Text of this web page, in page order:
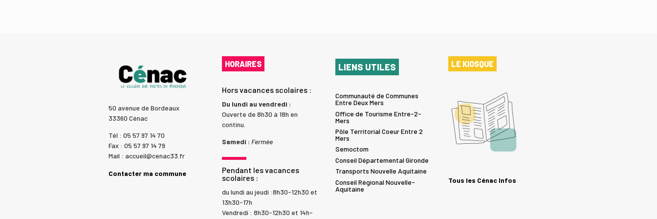
50 avenue de Bordeaux
33360 Cénac
Tél : 05 57 97 14 70
Fax : 05 57 97 14 79
Mail : accueil@cenac33.fr
Contacter ma commune
HORAIRES
Hors vacances scolaires :
Du lundi au vendredi :
Ouverte de 8h30 à 18h en
continu.
Samedi : Fermée
Pendant les vacances
scolaires :
du lundi au jeudi :8h30-12h30 et
13h30-17h
Vendredi : 8h30-12h30 et 14h-
LIENS UTILES
Communauté de Communes
Entre Deux Mers
Office de Tourisme Entre-2-
Mers
Pôle Territorial Coeur Entre 2
Mers
Semoctom
Conseil Départemental Gironde
Transports Nouvelle Aquitaine
Conseil Régional Nouvelle-
Aquitaine
LE KIOSQUE
Tous les Cénac Infos